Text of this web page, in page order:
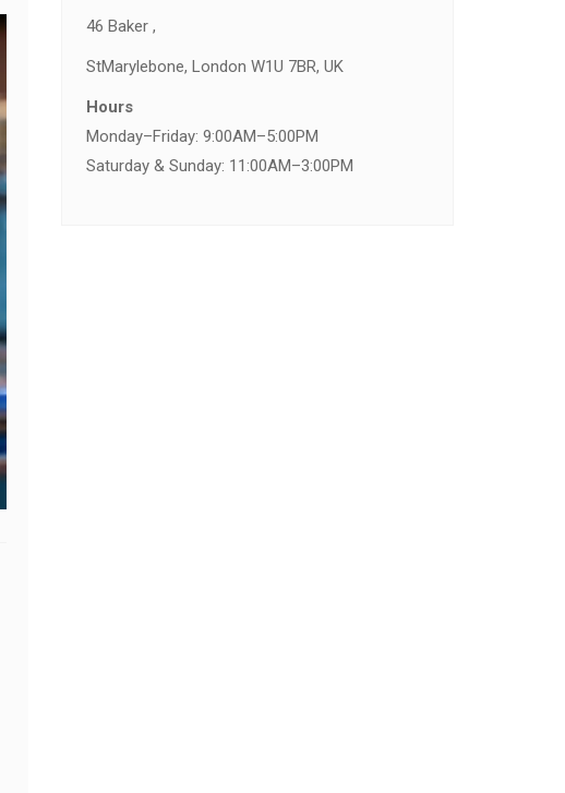
46 Baker ,
StMarylebone, London W1U 7BR, UK
Hours
Monday–Friday: 9:00AM–5:00PM
Saturday & Sunday: 11:00AM–3:00PM